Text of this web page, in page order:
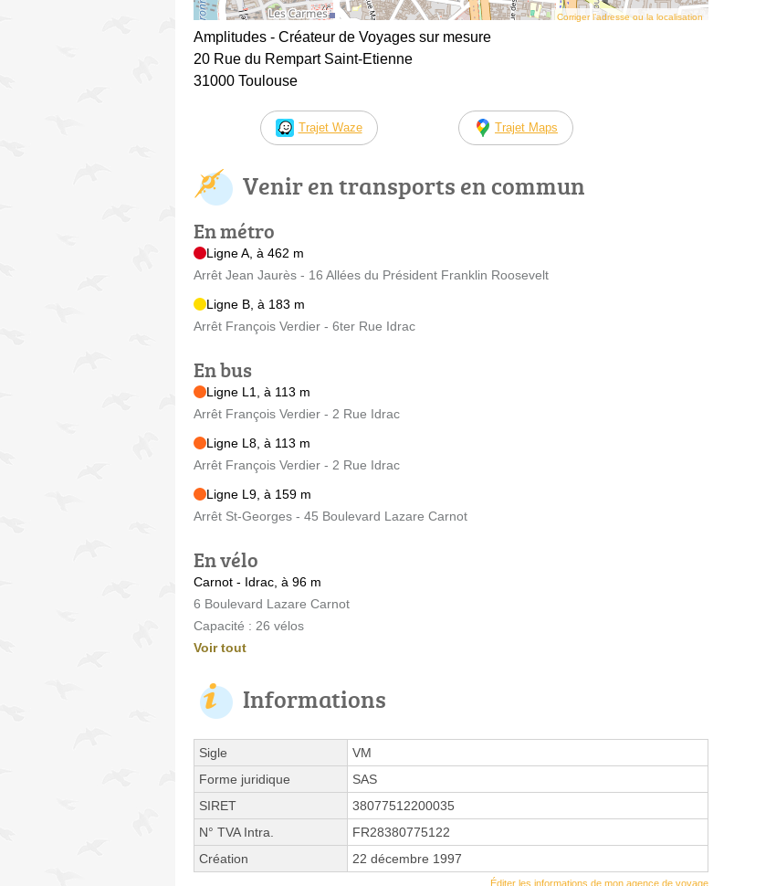
Corriger l’adresse ou la localisation
Amplitudes - Créateur de Voyages sur mesure
20 Rue du Rempart Saint-Etienne
31000 Toulouse
Trajet Waze Trajet Maps
Venir en transports en commun
En métro
Ligne A, à 462 m
Arrêt Jean Jaurès - 16 Allées du Président Franklin Roosevelt
Ligne B, à 183 m
Arrêt François Verdier - 6ter Rue Idrac
En bus
Ligne L1, à 113 m
Arrêt François Verdier - 2 Rue Idrac
Ligne L8, à 113 m
Arrêt François Verdier - 2 Rue Idrac
Ligne L9, à 159 m
Arrêt St-Georges - 45 Boulevard Lazare Carnot
En vélo
Carnot - Idrac, à 96 m
6 Boulevard Lazare Carnot
Capacité : 26 vélos
Voir tout
Informations
Sigle
VM
Forme juridique
SAS
SIRET
38077512200035
N° TVA Intra.
FR28380775122
Création
22 décembre 1997
Éditer les informations de mon agence de voyage